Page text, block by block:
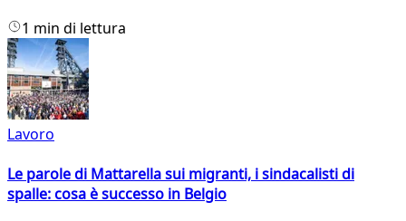
1 min di lettura
Lavoro
Le parole di Mattarella sui migranti, i sindacalisti di
spalle: cosa è successo in Belgio